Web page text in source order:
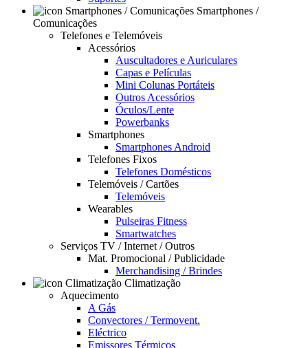
Smartphones /
Comunicações
Telefones e Telemóveis
Acessórios
Auscultadores e Auriculares
Capas e Películas
Mini Colunas Portáteis
Outros Acessórios
Óculos/Lente
Powerbanks
Smartphones
Smartphones Android
Telefones Fixos
Telefones Domésticos
Telemóveis / Cartões
Telemóveis
Wearables
Pulseiras Fitness
Smartwatches
Serviços TV / Internet / Outros
Mat. Promocional / Publicidade
Merchandising / Brindes
Climatização
Aquecimento
A Gás
Convectores / Termovent.
Eléctrico
Emissores Térmicos